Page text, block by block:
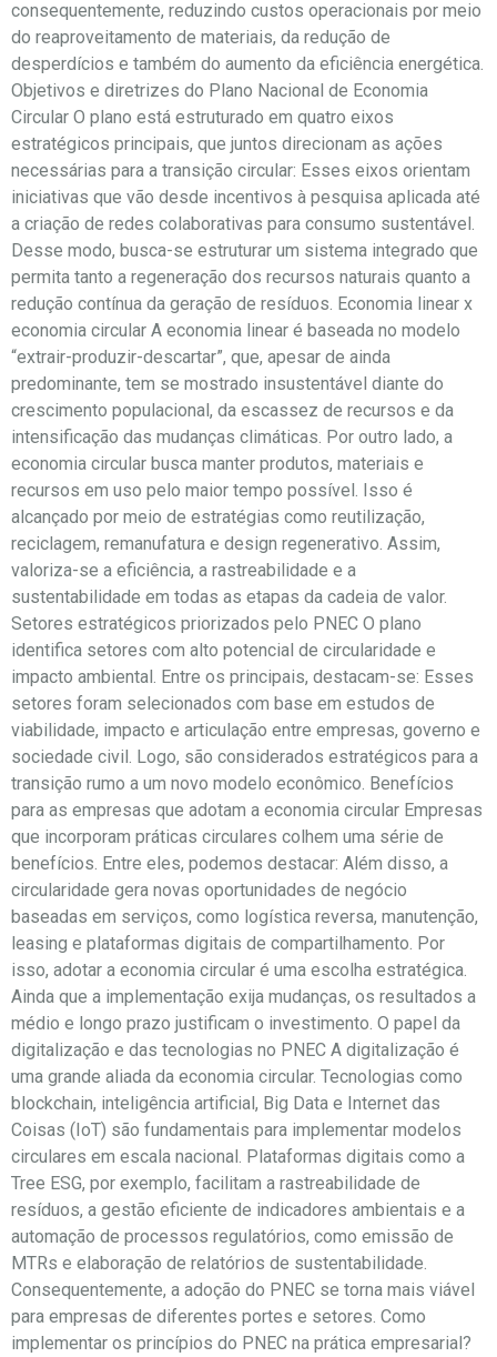
consequentemente, reduzindo custos operacionais por meio
do reaproveitamento de materiais, da redução de
desperdícios e também do aumento da eficiência energética.
Objetivos e diretrizes do Plano Nacional de Economia
Circular O plano está estruturado em quatro eixos
estratégicos principais, que juntos direcionam as ações
necessárias para a transição circular: Esses eixos orientam
iniciativas que vão desde incentivos à pesquisa aplicada até
a criação de redes colaborativas para consumo sustentável.
Desse modo, busca-se estruturar um sistema integrado que
permita tanto a regeneração dos recursos naturais quanto a
redução contínua da geração de resíduos. Economia linear x
economia circular A economia linear é baseada no modelo
“extrair-produzir-descartar”, que, apesar de ainda
predominante, tem se mostrado insustentável diante do
crescimento populacional, da escassez de recursos e da
intensificação das mudanças climáticas. Por outro lado, a
economia circular busca manter produtos, materiais e
recursos em uso pelo maior tempo possível. Isso é
alcançado por meio de estratégias como reutilização,
reciclagem, remanufatura e design regenerativo. Assim,
valoriza-se a eficiência, a rastreabilidade e a
sustentabilidade em todas as etapas da cadeia de valor.
Setores estratégicos priorizados pelo PNEC O plano
identifica setores com alto potencial de circularidade e
impacto ambiental. Entre os principais, destacam-se: Esses
setores foram selecionados com base em estudos de
viabilidade, impacto e articulação entre empresas, governo e
sociedade civil. Logo, são considerados estratégicos para a
transição rumo a um novo modelo econômico. Benefícios
para as empresas que adotam a economia circular Empresas
que incorporam práticas circulares colhem uma série de
benefícios. Entre eles, podemos destacar: Além disso, a
circularidade gera novas oportunidades de negócio
baseadas em serviços, como logística reversa, manutenção,
leasing e plataformas digitais de compartilhamento. Por
isso, adotar a economia circular é uma escolha estratégica.
Ainda que a implementação exija mudanças, os resultados a
médio e longo prazo justificam o investimento. O papel da
digitalização e das tecnologias no PNEC A digitalização é
uma grande aliada da economia circular. Tecnologias como
blockchain, inteligência artificial, Big Data e Internet das
Coisas (IoT) são fundamentais para implementar modelos
circulares em escala nacional. Plataformas digitais como a
Tree ESG, por exemplo, facilitam a rastreabilidade de
resíduos, a gestão eficiente de indicadores ambientais e a
automação de processos regulatórios, como emissão de
MTRs e elaboração de relatórios de sustentabilidade.
Consequentemente, a adoção do PNEC se torna mais viável
para empresas de diferentes portes e setores. Como
implementar os princípios do PNEC na prática empresarial?